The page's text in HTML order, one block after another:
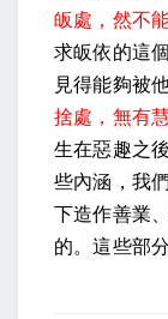
皈處，然不能
求皈依的這
見得能夠被
捨處，無有
生在惡趣之
些內涵，我
下造作善業
的。這些部